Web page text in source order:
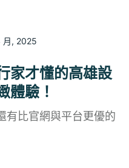
月, 2025
家才懂的高雄設
體驗！
有比官網與平台更優的